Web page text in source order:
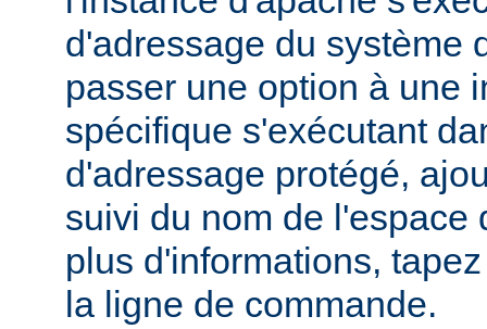
d'adressage du système
passer une option à une
spécifique s'exécutant
d'adressage protégé,
suivi du nom de l'espace
plus d'informations,
la ligne de commande.